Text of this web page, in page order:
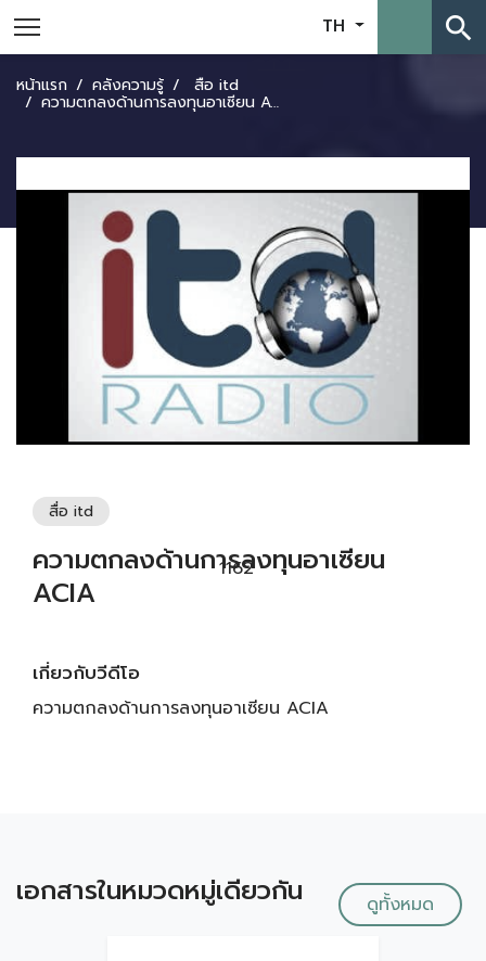
TH search
หน้าแรก คลังความรู้ สื่อ itd
ความตกลงด้านการลงทุนอาเซียน ACIA
สื่อ itd
1162
ความตกลงด้านการลงทุนอาเซียน
ACIA
เกี่ยวกับวีดีโอ
ความตกลงด้านการลงทุนอาเซียน ACIA
เอกสารในหมวดหมู่เดียวกัน ดูทั้งหมด